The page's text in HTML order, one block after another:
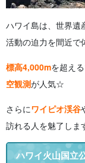
ハワイ島は、世界遺
活動の迫力を間近で
標高4,000mを超え
空観測が人気☆
さらにワイピオ渓谷
訪れる人を魅了しま
ハワイ火山国立